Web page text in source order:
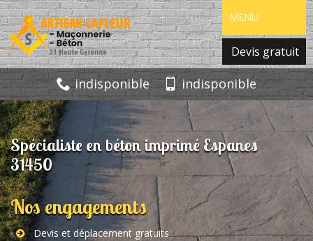
MENU
Devis gratuit
indisponible indisponible
Spécialiste en béton imprimé Espanes
31450
Nos engagements
Devis et déplacement gratuits